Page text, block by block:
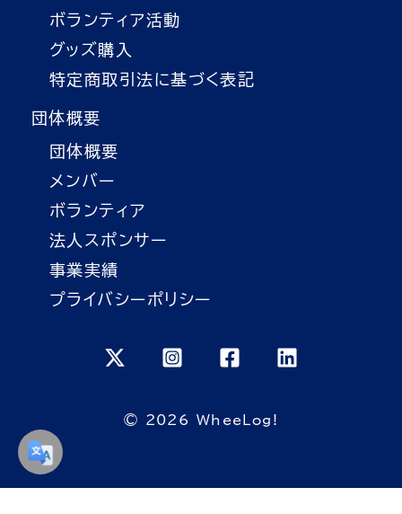
ボランティア活動
グッズ購入
特定商取引法に基づく表記
団体概要
団体概要
メンバー
ボランティア
法人スポンサー
事業実績
プライバシーポリシー
© 2026 WheeLog!